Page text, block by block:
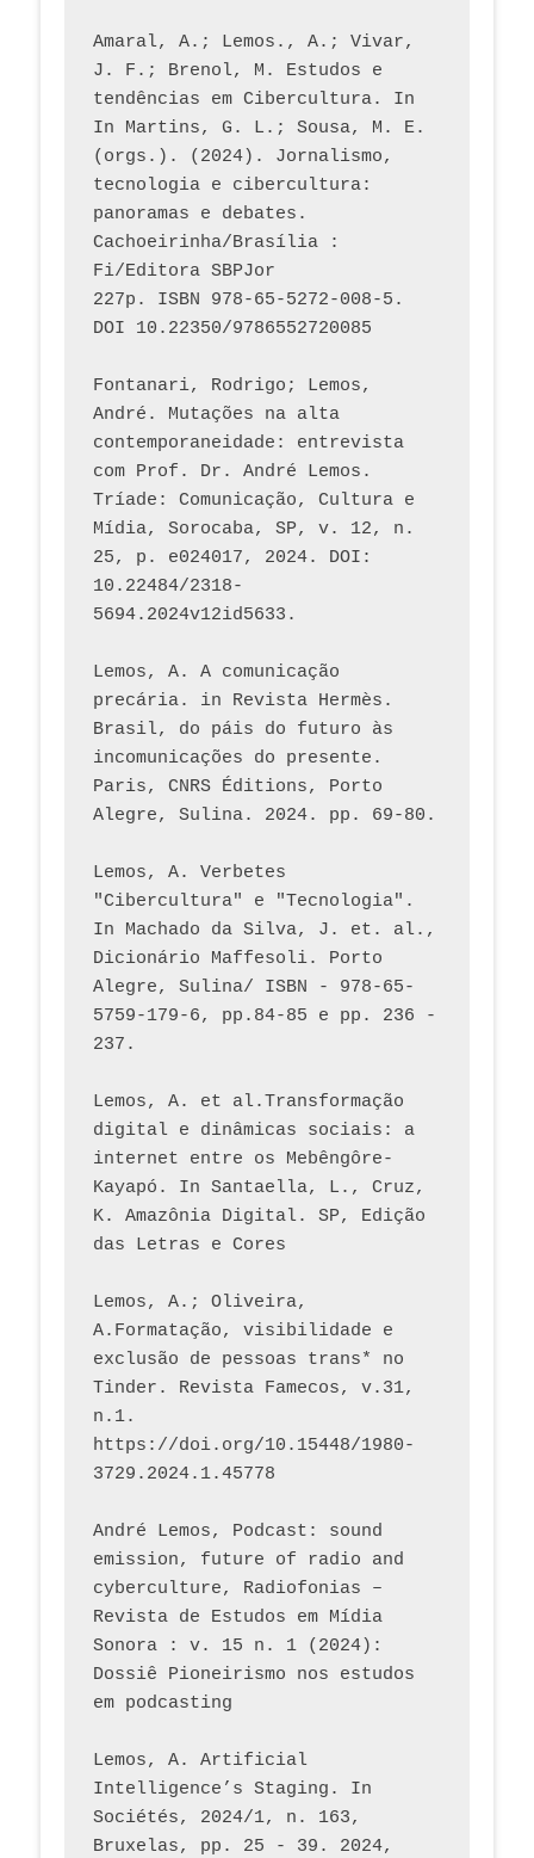
Amaral, A.; Lemos., A.; Vivar,
J. F.; Brenol, M. Estudos e
tendências em Cibercultura. In
In Martins, G. L.; Sousa, M. E.
(orgs.). (2024). Jornalismo,
tecnologia e cibercultura:
panoramas e debates.
Cachoeirinha/Brasília :
Fi/Editora SBPJor
227p. ISBN 978-65-5272-008-5.
DOI 10.22350/9786552720085
Fontanari, Rodrigo; Lemos,
André. Mutações na alta
contemporaneidade: entrevista
com Prof. Dr. André Lemos.
Tríade: Comunicação, Cultura e
Mídia, Sorocaba, SP, v. 12, n.
25, p. e024017, 2024. DOI:
10.22484/2318-
5694.2024v12id5633.
Lemos, A. A comunicação
precária. in Revista Hermès.
Brasil, do páis do futuro às
incomunicações do presente.
Paris, CNRS Éditions, Porto
Lemos, A. Verbetes
"Cibercultura" e "Tecnologia".
In Machado da Silva, J. et. al.,
Dicionário Maffesoli. Porto
Alegre, Sulina/ ISBN - 978-65-
5759-179-6, pp.84-85 e pp. 236 -
237.
Lemos, A. et al.Transformação
digital e dinâmicas sociais: a
internet entre os Mebêngôre-
Kayapó. In Santaella, L., Cruz,
K. Amazônia Digital. SP, Edição
das Letras e Cores
Lemos, A.; Oliveira,
A.Formatação, visibilidade e
exclusão de pessoas trans* no
Tinder. Revista Famecos, v.31,
n.1.
https://doi.org/10.15448/1980-
3729.2024.1.45778
André Lemos, Podcast: sound
emission, future of radio and
cyberculture, Radiofonias –
Revista de Estudos em Mídia
Sonora : v. 15 n. 1 (2024):
Dossiê Pioneirismo nos estudos
em podcasting
Lemos, A. Artificial
Intelligence’s Staging. In
Sociétés, 2024/1, n. 163,
Bruxelas, pp. 25 - 39. 2024,